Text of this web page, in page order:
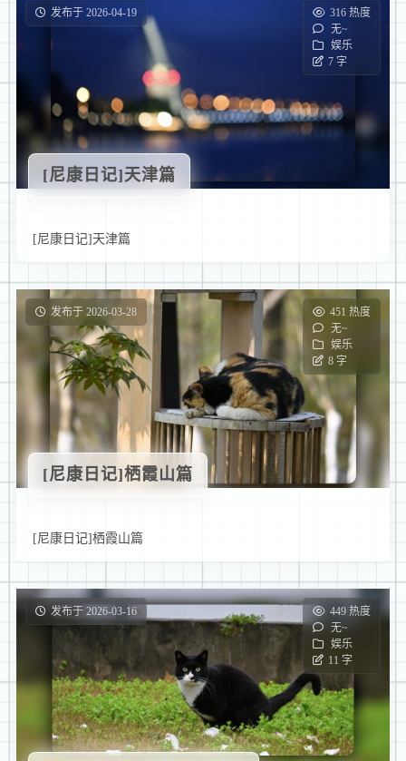
发布于 2026-04-19
316 热度
无~
娱乐
7 字
[尼康日记]天津篇
[尼康日记]天津篇
发布于 2026-03-28
451 热度
无~
娱乐
8 字
[尼康日记]栖霞山篇
[尼康日记]栖霞山篇
发布于 2026-03-16
449 热度
无~
娱乐
11 字